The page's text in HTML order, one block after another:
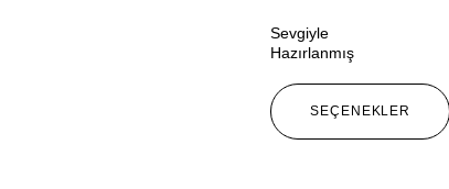
Sevgiyle
Hazırlanmış
SEÇENEKLER